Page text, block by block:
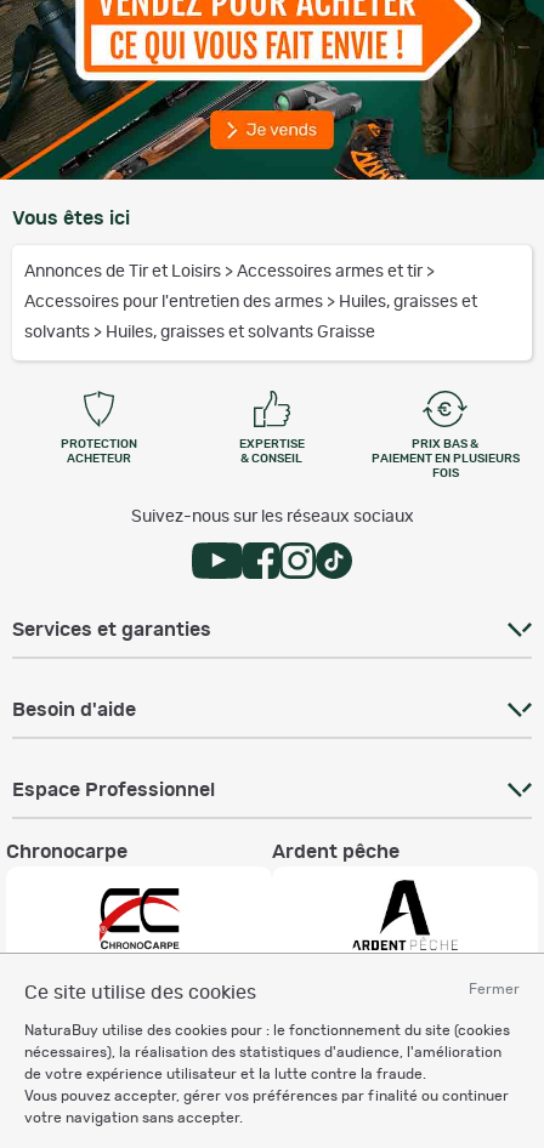
Fermer
Ce site utilise des cookies
NaturaBuy utilise des cookies pour : le fonctionnement du site (cookies
nécessaires), la réalisation des statistiques d'audience, l'amélioration
de votre expérience utilisateur et la lutte contre la fraude.
Vous pouvez accepter, gérer vos préférences par finalité ou continuer
votre navigation sans accepter.
Vous êtes ici
Annonces de Tir et Loisirs > Accessoires armes et tir >
Accessoires pour l'entretien des armes > Huiles, graisses et
solvants > Huiles, graisses et solvants Graisse
PROTECTION
ACHETEUR
EXPERTISE
& CONSEIL
PRIX BAS &
PAIEMENT EN PLUSIEURS
FOIS
Suivez-nous sur les réseaux sociaux
Services et garanties
Besoin d'aide
Espace Professionnel
Chronocarpe Ardent pêche
Charte éthique
Mentions légales
Règlement & Conditions d'utilisation
Politique de protection